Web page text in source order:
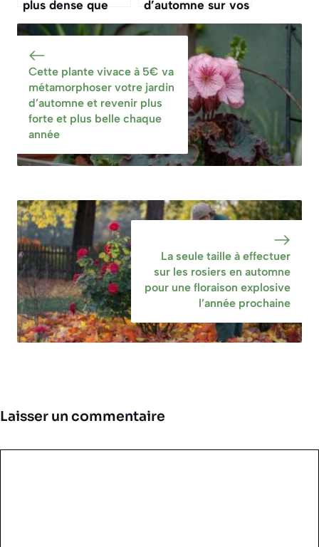
plus dense que
jamais depuis que
je fais ce simple
geste chaque
année au mois
d’octobre
d’automne sur vos
fraisiers prépare
une récolte
abondante dès le
printemps
prochain
Cette plante vivace à 5€ va
métamorphoser votre jardin
d’automne et revenir plus
forte et plus belle chaque
année
La seule taille à effectuer
sur les rosiers en automne
pour une floraison explosive
l’année prochaine
Laisser un commentaire